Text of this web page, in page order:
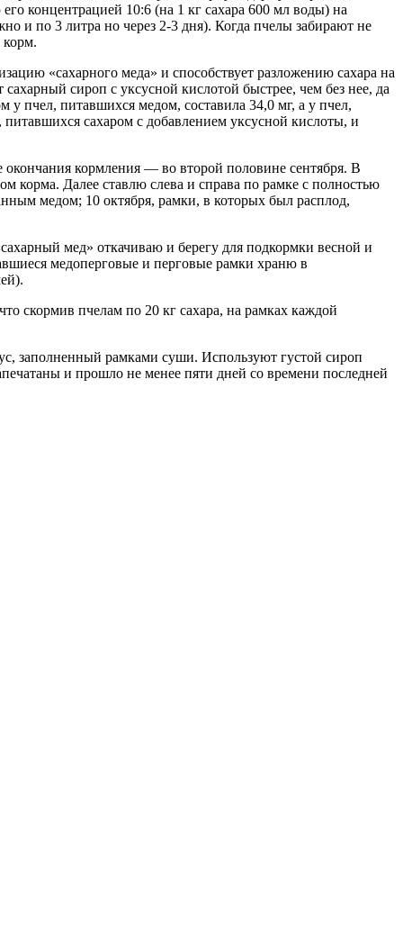
концентрацией 10:6 (на 1 кг сахара 600 мл воды) на
и по 3 литра но через 2-3 дня). Когда пчелы забирают не
корм.
«сахарного меда» и способствует разложению сахара на
сироп с уксусной кислотой быстрее, чем без нее, да
у пчел, питавшихся медом, составила 34,0 мг, а у пчел,
сахаром с добавлением уксусной кислоты, и
окончания кормления — во второй половине сентября. В
корма. Далее ставлю слева и справа по рамке с полностью
медом; 10 октября, рамки, в которых был расплод,
мед» откачиваю и берегу для подкормки весной и
медоперговые и перговые рамки храню в
скормив пчелам по 20 кг сахара, на рамках каждой
заполненный рамками суши. Используют густой сироп
и прошло не менее пяти дней со времени последней